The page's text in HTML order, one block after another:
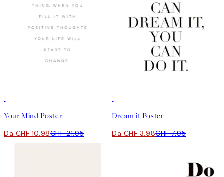
Your Mind Poster
Da CHF 10.98CHF 21.95
Dream it Poster
Da CHF 3.98CHF 7.95